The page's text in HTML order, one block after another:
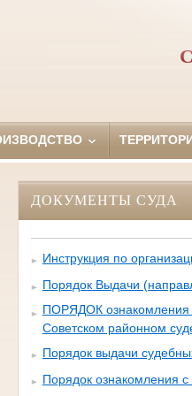
ДОКУМЕНТЫ СУДА
Инструкция по
Порядок Выдачи
ПОРЯДОК ознакомления
Советском районном
Порядок выдачи
Порядок ознакомления